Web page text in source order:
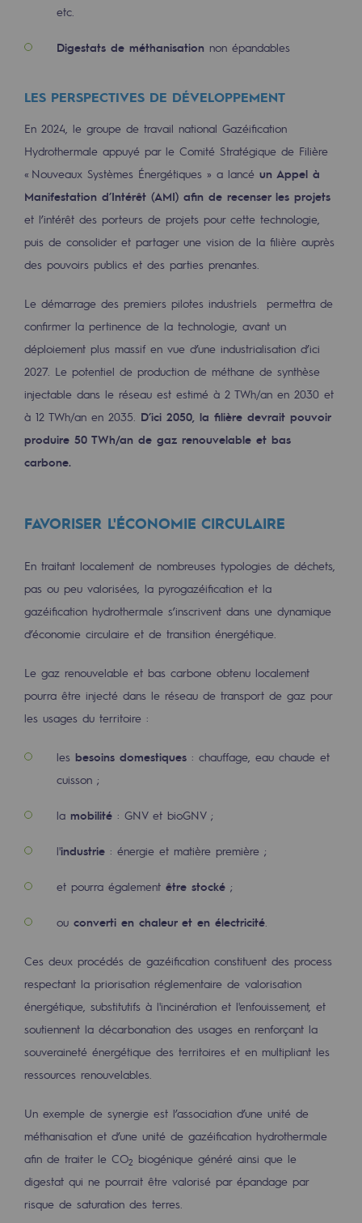
Biométhane
Biométhane : Enjeux et opportunités
Hydrogène
Hydrogène
Hydrogène : Enjeux et opportunités
Production d'hydrogène
Stockage d'hydrogène
Projet HySoW
Projet H2med
Appel à Manifestation d'Intérêt H2 et
Cartographie du réseau
Stratégie & Innovation
Notre stratégie d’innovation
Objectif Recherche & Innovation :
Objectif Recherche & Innovation :
Objectif Recherche & Innovation :
Objectif Recherche & Innovation :
Partenariats et innovation participative
Newsroom
Newsroom
Communiqués de presse
Actualités
Documentation
Evénements
L'édito Teréga
Les actions soutenues par Teréga
etc.
Digestats de méthanisation non épandables
LES PERSPECTIVES DE DÉVELOPPEMENT
En 2024, le groupe de travail national Gazéification
Hydrothermale appuyé par le Comité Stratégique de Filière
« Nouveaux Systèmes Énergétiques » a lancé un Appel à
Manifestation d’Intérêt (AMI) afin de recenser les projets
et l’intérêt des porteurs de projets pour cette technologie,
puis de consolider et partager une vision de la filière auprès
des pouvoirs publics et des parties prenantes.
Le démarrage des premiers pilotes industriels permettra de
confirmer la pertinence de la technologie, avant un
déploiement plus massif en vue d’une industrialisation d’ici
2027. Le potentiel de production de méthane de synthèse
injectable dans le réseau est estimé à 2 TWh/an en 2030 et
à 12 TWh/an en 2035. D’ici 2050, la filière devrait pouvoir
produire 50 TWh/an de gaz renouvelable et bas
carbone.
FAVORISER L'ÉCONOMIE CIRCULAIRE
En traitant localement de nombreuses typologies de déchets,
pas ou peu valorisées, la pyrogazéification et la
gazéification hydrothermale s’inscrivent dans une dynamique
d’économie circulaire et de transition énergétique.
Le gaz renouvelable et bas carbone obtenu localement
pourra être injecté dans le réseau de transport de gaz pour
les usages du territoire :
les besoins domestiques : chauffage, eau chaude et
cuisson ;
la mobilité : GNV et bioGNV ;
l'industrie : énergie et matière première ;
et pourra également être stocké ;
ou converti en chaleur et en électricité
Ces deux procédés de gazéification constituent des process
respectant la priorisation réglementaire de valorisation
énergétique, substitutifs à l'incinération et l'enfouissement, et
soutiennent la décarbonation des usages en renforçant la
souveraineté énergétique des territoires et en multipliant les
ressources renouvelables.
Un exemple de synergie est l’association d’une unité de
méthanisation et d’une unité de gazéification hydrothermale
afin de traiter le CO2 biogénique généré ainsi que le
digestat qui ne pourrait être valorisé par épandage par
risque de saturation des terres.